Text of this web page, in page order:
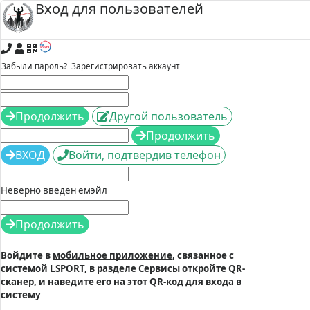
Вход для пользователей
Забыли пароль? Зарегистрировать аккаунт
Продолжить
Другой пользователь
Продолжить
ВХОД
Войти, подтвердив телефон
Неверно введен емэйл
Продолжить
Войдите в мобильное приложение, связанное с
системой LSPORT, в разделе Сервисы откройте QR-
сканер, и наведите его на этот QR-код для входа в
систему